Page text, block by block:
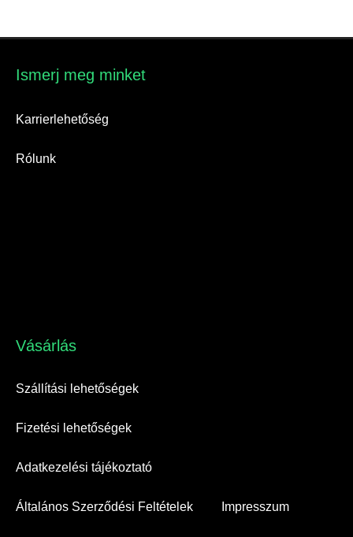
Ismerj meg minket​
Karrierlehetőség
Rólunk
Vásárlás​
Szállítási lehetőségek
Fizetési lehetőségek
Adatkezelési tájékoztató
Általános Szerződési Feltételek Impresszum